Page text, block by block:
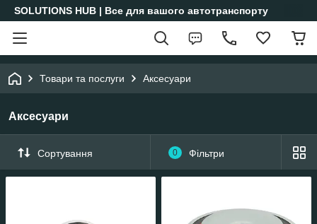
SOLUTIONS HUB | Все для вашого автотранспорту
Товари та послуги Аксесуари
Аксесуари
Сортування 0 Фільтри